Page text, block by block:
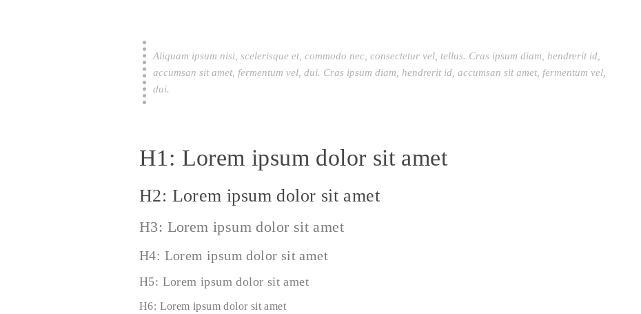
Aliquam ipsum nisi, scelerisque et, commodo nec, consectetur vel, tellus. Cras ipsum diam, hendrerit id,
accumsan sit amet, fermentum vel, dui. Cras ipsum diam, hendrerit id, accumsan sit amet, fermentum vel,
dui.
H1: Lorem ipsum dolor sit amet
H2: Lorem ipsum dolor sit amet
H3: Lorem ipsum dolor sit amet
H4: Lorem ipsum dolor sit amet
H5: Lorem ipsum dolor sit amet
H6: Lorem ipsum dolor sit amet